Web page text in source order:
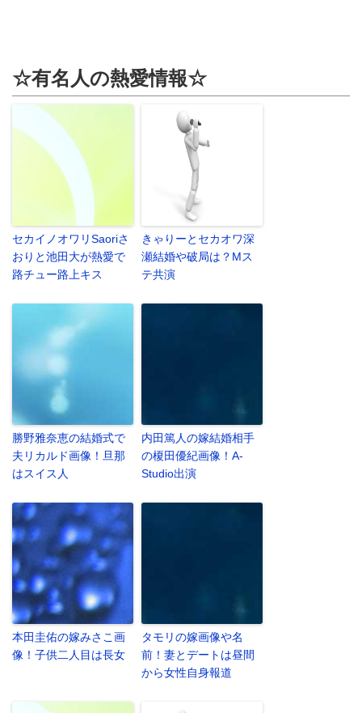
☆有名人の熱愛情報☆
セカイノオワリSaoriさ
おりと池田大が熱愛で
路チュー路上キス
きゃりーとセカオワ深
瀬結婚や破局は？Mス
テ共演
勝野雅奈恵の結婚式で
夫リカルド画像！旦那
はスイス人
内田篤人の嫁結婚相手
の榎田優紀画像！A-
Studio出演
本田圭佑の嫁みさこ画
像！子供二人目は長女
タモリの嫁画像や名
前！妻とデートは昼間
から女性自身報道